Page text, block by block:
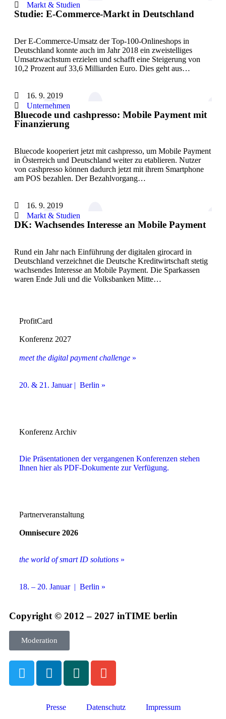
Markt & Studien
Studie: E-Commerce-Markt in Deutschland
Der E-Commerce-Umsatz der Top-100-Onlineshops in
Deutschland konnte auch im Jahr 2018 ein zweistelliges
Umsatzwachstum erzielen und schafft eine Steigerung von
10,2 Prozent auf 33,6 Milliarden Euro. Dies geht aus…
16. 9. 2019
Unternehmen
Bluecode und cashpresso: Mobile Payment mit
Finanzierung
Bluecode kooperiert jetzt mit cashpresso, um Mobile Payment
in Österreich und Deutschland weiter zu etablieren. Nutzer
von cashpresso können dadurch jetzt mit ihrem Smartphone
am POS bezahlen. Der Bezahlvorgang…
16. 9. 2019
Markt & Studien
DK: Wachsendes Interesse an Mobile Payment
Rund ein Jahr nach Einführung der digitalen girocard in
Deutschland verzeichnet die Deutsche Kreditwirtschaft stetig
wachsendes Interesse an Mobile Payment. Die Sparkassen
waren Ende Juli und die Volksbanken Mitte…
ProfitCard
Konferenz 2027
meet the digital payment challenge »
20. & 21. Januar | Berlin »
Konferenz Archiv
Die Präsentationen der vergangenen Konferenzen stehen
Ihnen hier als PDF-Dokumente zur Verfügung.
Partnerveranstaltung
Omnisecure 2026
the world of smart ID solutions »
18. – 20. Januar | Berlin »
Copyright © 2012 – 2027 inTIME berlin
Moderation
Presse Datenschutz Impressum